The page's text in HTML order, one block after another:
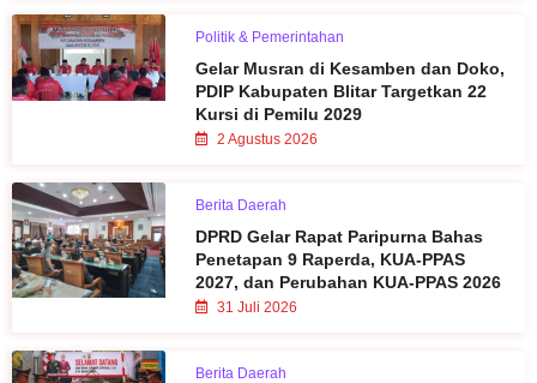
Politik & Pemerintahan
Gelar Musran di Kesamben dan Doko,
PDIP Kabupaten Blitar Targetkan 22
Kursi di Pemilu 2029
2 Agustus 2026
Berita Daerah
DPRD Gelar Rapat Paripurna Bahas
Penetapan 9 Raperda, KUA-PPAS
2027, dan Perubahan KUA-PPAS 2026
31 Juli 2026
Berita Daerah